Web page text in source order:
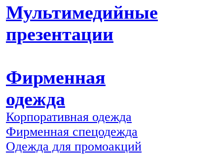
Мультимедийные
презентации
Фирменная
одежда
Корпоративная одежда
Фирменная спецодежда
Одежда для промоакций